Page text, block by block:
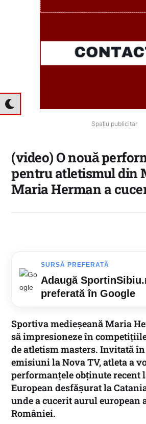
Spațiu publicitar
(video) O nouă
pentru atletismul din
Maria Herman a
SURSĂ PREFERATĂ
Adaugă
preferată în Google
Sportiva medieșeanăMaria
să impresioneze în
de atletism masters. Invitată
emisiuni laNova TV, atleta a
performanțele obținute recent
European desfășurat la
unde a cucerit aurul european
României.